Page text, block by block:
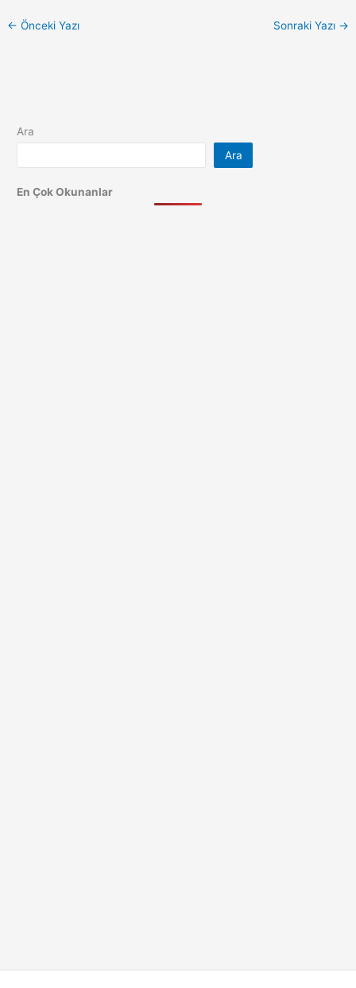
← Önceki Yazı Sonraki Yazı →
Ara
Ara
En Çok Okunanlar